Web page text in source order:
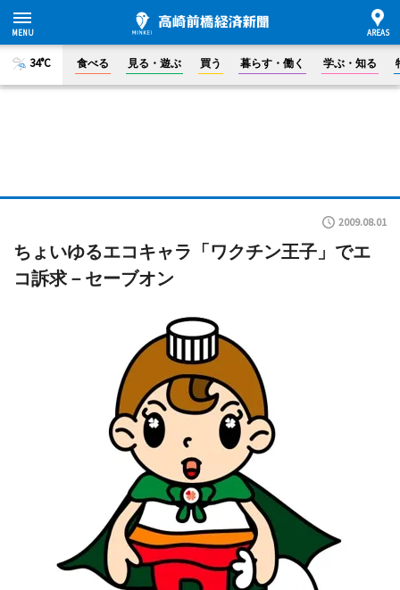
34°C 食べる 見る・遊ぶ 買う 暮らす・働く 学ぶ・知る
2009.08.01
ちょいゆるエコキャラ「ワクチン王子」でエ
コ訴求－セーブオン